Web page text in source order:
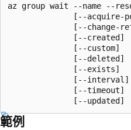
az group wait --name --
[--acquire-
[--change-
              [--created]
              [--custom]
              [--deleted]
              [--exists]
              [--interval]
              [--timeout]
              [--updated]
範例